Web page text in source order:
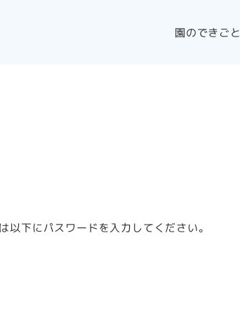
園のできごと
下にパスワードを入力してください。